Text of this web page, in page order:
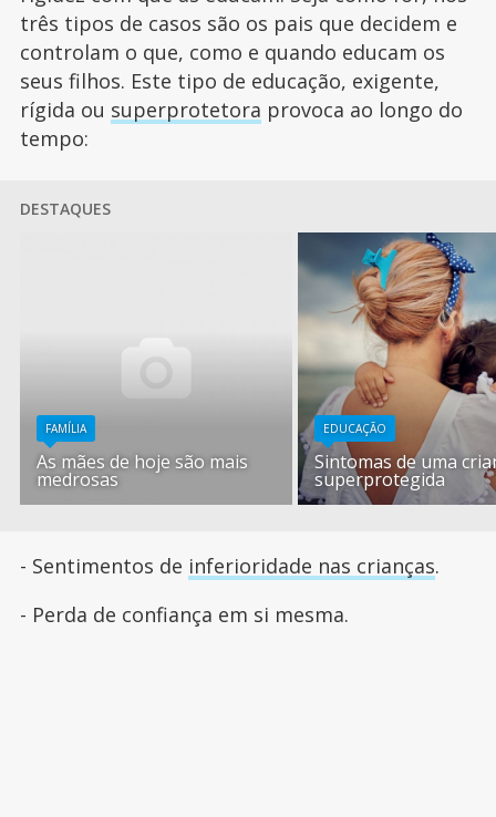
três tipos de casos são os pais que decidem e
controlam o que, como e quando educam os
seus filhos. Este tipo de educação, exigente,
rígida ou superprotetora provoca ao longo do
tempo:
DESTAQUES
FAMÍLIA
As mães de hoje são mais
medrosas
EDUCAÇÃO
Sintomas de uma
superprotegida
- Sentimentos de inferioridade nas crianças.
- Perda de confiança em si mesma.